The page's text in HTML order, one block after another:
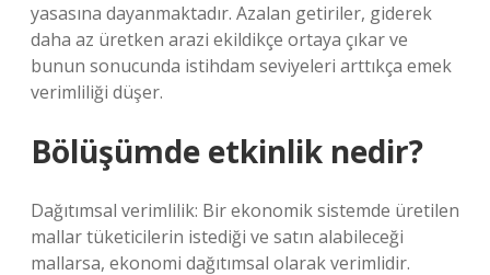
yasasına dayanmaktadır. Azalan getiriler, giderek
daha az üretken arazi ekildikçe ortaya çıkar ve
bunun sonucunda istihdam seviyeleri arttıkça emek
verimliliği düşer.
Bölüşümde etkinlik nedir?
Dağıtımsal verimlilik: Bir ekonomik sistemde üretilen
mallar tüketicilerin istediği ve satın alabileceği
mallarsa, ekonomi dağıtımsal olarak verimlidir.